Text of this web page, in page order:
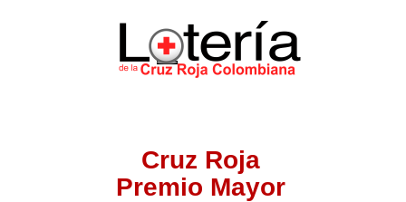
Cruz Roja
Premio Mayor